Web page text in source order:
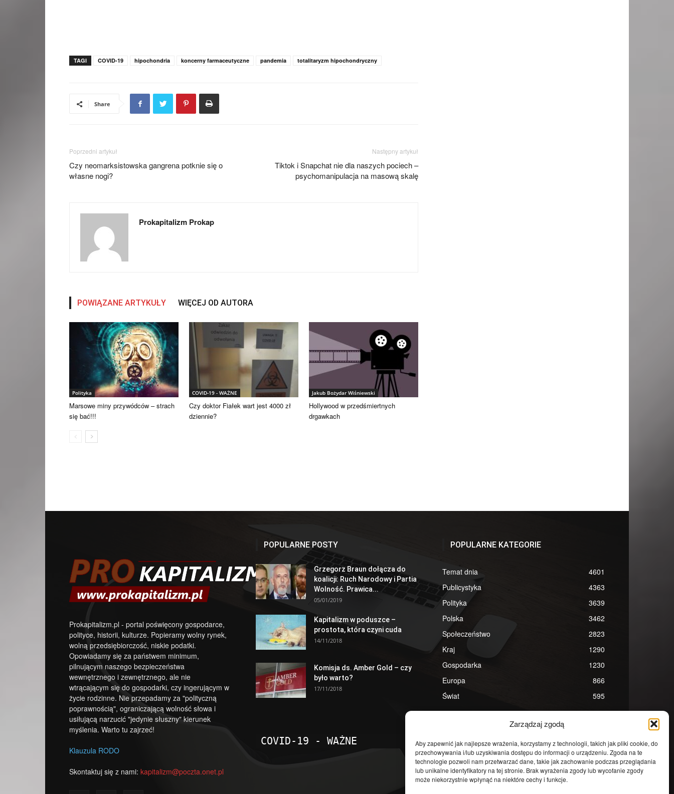
Zarządzaj zgodą
Aby zapewnić jak najlepsze wrażenia, korzystamy z technologii, takich jak pliki cookie, do
przechowywania i/lub uzyskiwania dostępu do informacji o urządzeniu. Zgoda na te
technologie pozwoli nam przetwarzać dane, takie jak zachowanie podczas przeglądania
lub unikalne identyfikatory na tej stronie. Brak wyrażenia zgody lub wycofanie zgody
może niekorzystnie wpłynąć na niektóre cechy i funkcje.
TAGI COVID-19 hipochondria koncerny farmaceutyczne pandemia totalitaryzm hipochondryczny
Share
Poprzedni artykuł
Czy neomarksistowska gangrena potknie się o
własne nogi?
Następny artykuł
Tiktok i Snapchat nie dla naszych pociech –
psychomanipulacja na masową skalę
Prokapitalizm Prokap
POWIĄZANE ARTYKUŁY WIĘCEJ OD AUTORA
Polityka
Marsowe miny przywódców – strach
się bać!!!
COVID-19 - WAŻNE
Czy doktor Fiałek wart jest 4000 zł
dziennie?
Jakub Bożydar Wiśniewski
Hollywood w przedśmiertnych
drgawkach
Prokapitalizm.pl - portal poświęcony gospodarce,
polityce, historii, kulturze. Popieramy wolny rynek,
wolną przedsiębiorczość, niskie podatki.
Opowiadamy się za państwem minimum,
pilnującym naszego bezpieczeństwa
wewnętrznego i zewnętrznego, ale nie
wtrącającym się do gospodarki, czy ingerującym w
życie rodzinne. Nie przepadamy za "polityczną
poprawnością", ograniczającą wolność słowa i
usiłującą narzucić "jedynie słuszny" kierunek
myślenia. Warto tu zajrzeć!
Klauzula RODO
Skontaktuj się z nami: kapitalizm@poczta.onet.pl
POPULARNE POSTY
Grzegorz Braun dołącza do
koalicji: Ruch Narodowy i Partia
Wolność. Prawica...
05/01/2019
Kapitalizm w poduszce –
prostota, która czyni cuda
14/11/2018
Komisja ds. Amber Gold – czy
było warto?
17/11/2018
COVID-19 - WAŻNE
POPULARNE KATEGORIE
Temat dnia
4601
Publicystyka
4363
Polityka
3639
Polska
3462
Społeczeństwo
2823
Kraj
1290
Gospodarka
1230
Europa
866
Świat
595